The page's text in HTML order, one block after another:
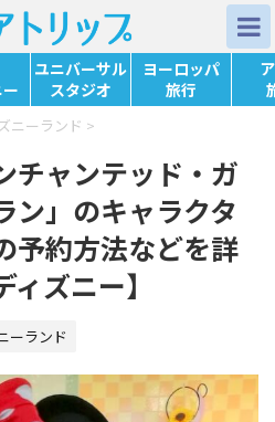
ユニバーサル
スタジオ
ヨーロッパ
旅行
ニーランド >
チャンテッド・ガ
ン」のキャラクタ
予約方法などを詳
ズニー】
ーランド